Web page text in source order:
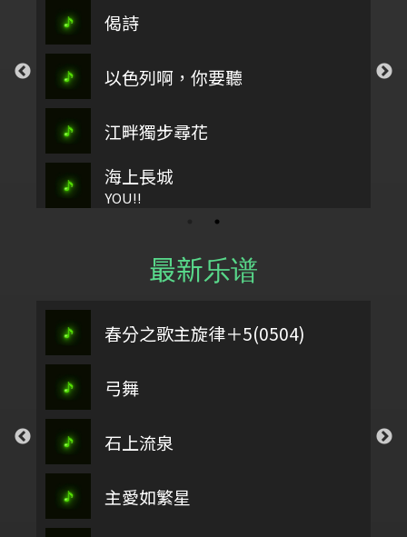
偈詩
以色列啊，你要聽
江畔獨步尋花
海上長城
YOU!!
最新乐谱
春分之歌主旋律＋5(0504)
弓舞
石上流泉
主愛如繁星